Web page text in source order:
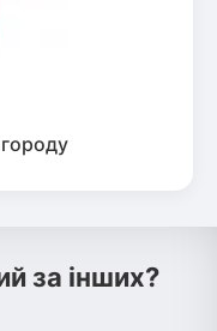
за інших?